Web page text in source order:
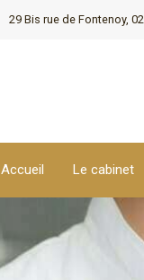
29 Bis rue de Fontenoy,
Accueil Le cabinet